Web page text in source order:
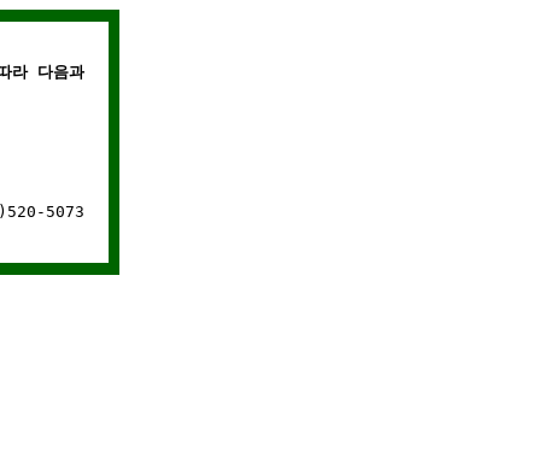
다음과 같은 경우에는 웹사이트 연결이 차단됩니다.
5073